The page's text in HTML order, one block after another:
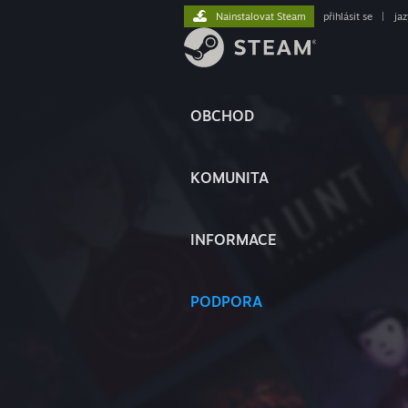
OBCHOD
KOMUNITA
INFORMACE
PODPORA
Nainstalovat Steam přihlásit se